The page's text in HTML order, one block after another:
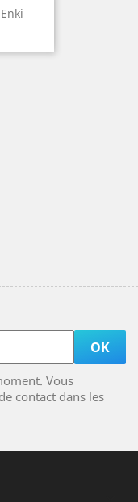
Vous
contact dans les